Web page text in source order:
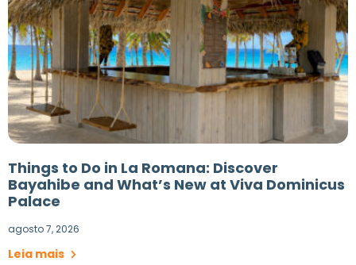
Things to Do in La Romana: Discover
Bayahibe and What’s New at Viva Dominicus
Palace
agosto 7, 2026
Leia mais